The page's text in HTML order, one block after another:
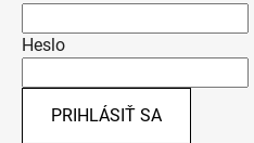
Heslo
PRIHLÁSIŤ SA